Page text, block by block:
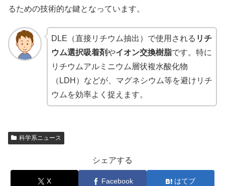
るための技術的な鍵となっています。
DLE（直接リチウム抽出）で使用される リチ
ウム選択吸着剤やイオン交換樹脂です。特に
リチウムアルミニウム層状複水酸化物
（LDH）などが、マグネシウム等を避けリチ
ウムを効率よく捉えます。
科学系ニュース
シェアする
X Facebook はてブ